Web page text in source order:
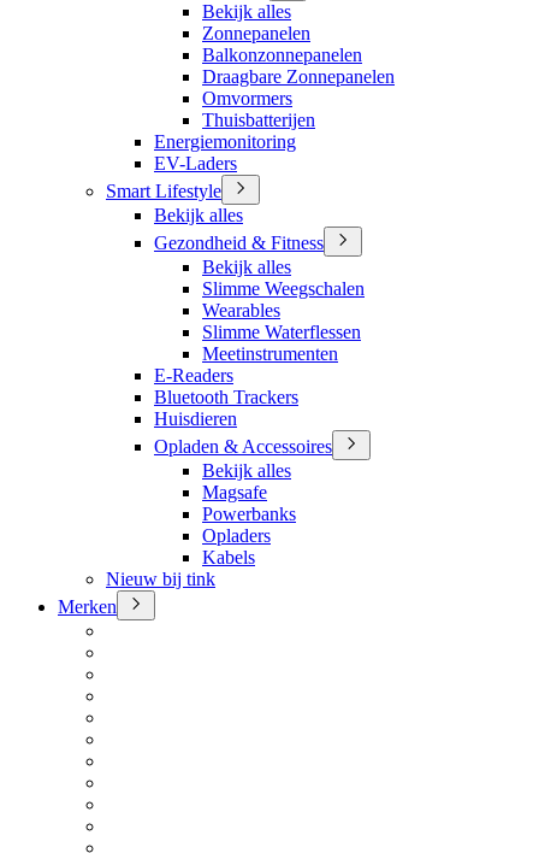
Bekijk alles
Zonnepanelen
Balkonzonnepanelen
Draagbare Zonnepanelen
Omvormers
Thuisbatterijen
Energiemonitoring
EV-Laders
Smart Lifestyle
Bekijk alles
Gezondheid & Fitness
Bekijk alles
Slimme Weegschalen
Wearables
Slimme Waterflessen
Meetinstrumenten
E-Readers
Bluetooth Trackers
Huisdieren
Opladen & Accessoires
Bekijk alles
Magsafe
Powerbanks
Opladers
Kabels
Nieuw bij tink
Merken